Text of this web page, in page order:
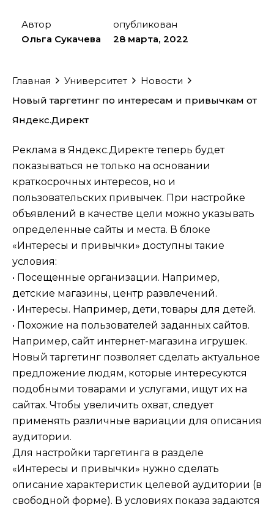
Автор
Ольга Сукачева
опубликован
28 марта, 2022
Главная Университет
Новости
Новый таргетинг по интересам и привычкам от
Яндекс.Директ
Реклама в Яндекс.Директе теперь будет
показываться не только на основании
краткосрочных интересов, но и
пользовательских привычек. При настройке
объявлений в качестве цели можно указывать
определенные сайты и места. В блоке
«Интересы и привычки» доступны такие
условия:
• Посещенные организации. Например,
детские магазины, центр развлечений.
• Интересы. Например, дети, товары для детей.
• Похожие на пользователей заданных сайтов.
Например, сайт интернет-магазина игрушек.
Новый таргетинг позволяет сделать актуальное
предложение людям, которые интересуются
подобными товарами и услугами, ищут их на
сайтах. Чтобы увеличить охват, следует
применять различные вариации для описания
аудитории.
Для настройки таргетинга в разделе
«Интересы и привычки» нужно сделать
описание характеристик целевой аудитории (в
свободной форме). В условиях показа задаются